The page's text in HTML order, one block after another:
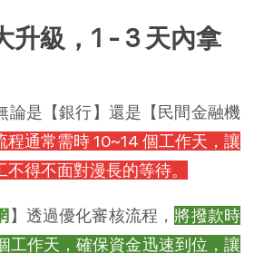
升級，1 - 3 天內拿
論是【銀行】還是【民間金融機
程通常需時 10~14 個工作天，讓
得不面對漫長的等待。
】透過優化審核流程， 將撥款時
工作天，確保資金迅速到位，讓